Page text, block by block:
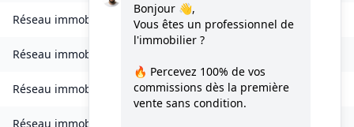
Réseau immobilier Hommes (37340)
Réseau immobilier
Réseau immobilier Le Louroux(37240)
Réseau immobilier
Bonjour 👋,
Vous êtes un professionnel de
l'immobilier ?
🔥 Percevez 100% de vos
commissions dès la première
vente sans condition.